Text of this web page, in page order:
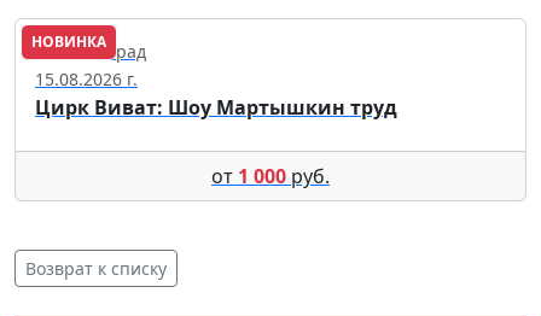
НОВИНКА
Калининград
15.08.2026 г.
Цирк Виват: Шоу Мартышкин труд
от 1 000 руб.
Возврат к списку